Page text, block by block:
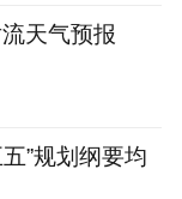
天气预报
”规划纲要均